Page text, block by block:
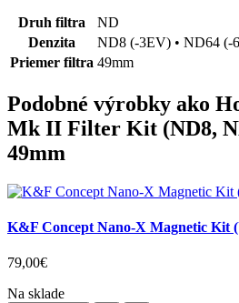
Druh filtra
ND
Denzita
ND8 (-3EV) • ND64 (-
Priemer filtra 49mm
Podobné výrobky ako
Mk II Filter Kit (ND8,
49mm
K&F Concept Nano-X Magnetic Kit
79,00€
Na sklade